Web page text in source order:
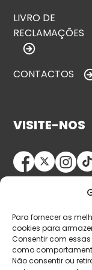
Para fornecer as
cookies para
Consentir com
como
Não consentir ou
LIVRO DE
RECLAMAÇÕES
CONTACTOS
VISITE-NOS
© Copyright